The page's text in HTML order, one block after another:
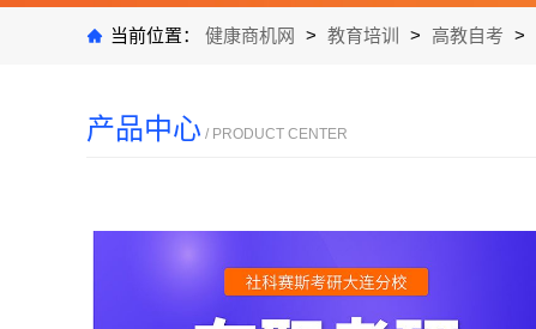
当前位置： 健康商机网 > 教育培训 > 高教自考 >
产品中心 / PRODUCT CENTER